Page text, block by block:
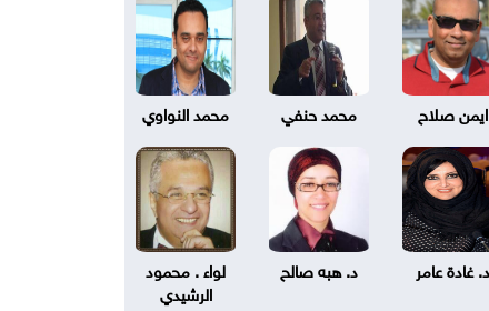
ايمن صلاح محمد حنفي محمد النواوي
د. غادة عامر د. هبه صالح
لواء . محمود
الرشيدي